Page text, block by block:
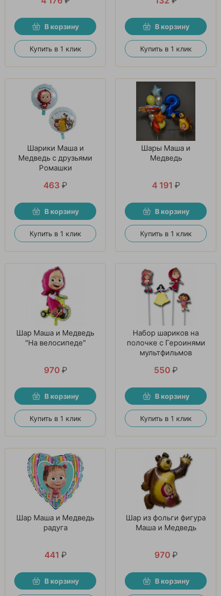
В корзину
Купить в 1 клик
В корзину
Купить в 1 клик
Шарики Маша и
Медведь с друзьями
Ромашки
463 ₽
В корзину
Купить в 1 клик
Шары Маша и
Медведь
4 191 ₽
В корзину
Купить в 1 клик
Шар Маша и Медведь
"На велосипеде"
970 ₽
В корзину
Купить в 1 клик
Набор шариков на
полочке с Героинями
мультфильмов
550 ₽
В корзину
Купить в 1 клик
Шар Маша и Медведь
радуга
441 ₽
В корзину
Шар из фольги фигура
Маша и Медведь
970 ₽
В корзину